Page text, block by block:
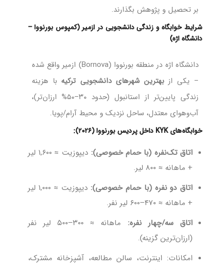
بر تحصیل و پژوهش بگذارند.
شرایط خوابگاه و زندگی دانشجویی در ازمیر (کمپوس بورنووا –
دانشگاه اژه)
دانشگاه اژه در منطقه بورنووا (Bornova) ازمیر واقع شده
– یکی ازبهترین شهرهای دانشجویی ترکیه با هزینه
زندگی پایین‌تر از استانبول (حدود ۳۰–۵۰% ارزان‌تر)،
آب‌وهوای معتدل، ساحل نزدیک و محیط آرام/پویا.
خوابگاه‌های KYK داخل پردیس بورنووا (۲۰۲۶):
اتاق تک‌نفره (با حمام خصوصی):
دیپوزیت ≈ ۱,۶۰۰ لیر
+ ماهانه ≈ ۸۰۰ لیر.
اتاق دو نفره (با حمام خصوصی):
دیپوزیت ≈ ۱,۰۰۰ لیر
+ ماهانه ≈ ۴۷۰–۶۰۰ لیر نفر.
اتاق سه/چهار نفره:
ماهانه ≈ ۳۰۰–۵۰۰ لیر نفر
(ارزان‌ترین گزینه).
امکانات: اینترنت، سالن مطالعه، آشپزخانه مشترک،